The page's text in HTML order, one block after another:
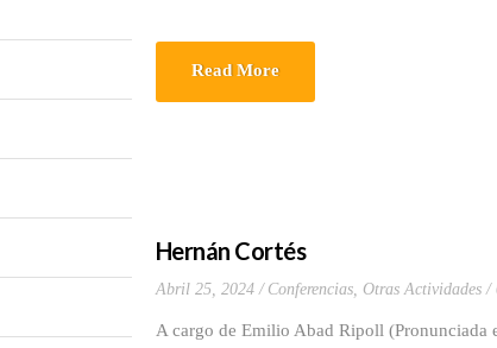
Read More
Hernán Cortés
Abril 25, 2024 Conferencias, Otras Actividades
A cargo de Emilio Abad Ripoll